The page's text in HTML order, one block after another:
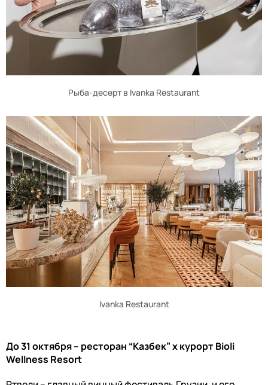
Рыба-десерт в Ivanka Restaurant
Ivanka Restaurant
До 31 октября – ресторан “Казбек”xкурорт Bioli
Wellness Resort